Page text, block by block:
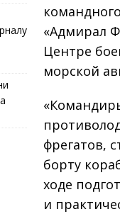
«Адмирал
Центре
морской
фрегатов,
борту
ходе
и